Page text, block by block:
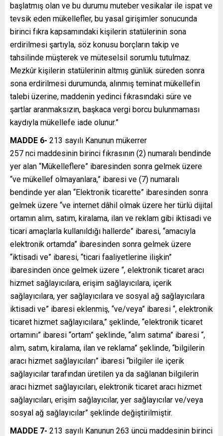
başlatmış olan ve bu durumu muteber vesikalar ile ispat ve
tevsik eden mükellefler, bu yasal girişimler sonucunda
birinci fıkra kapsamındaki kişilerin statülerinin sona
erdirilmesi şartıyla, söz konusu borçların takip ve
tahsilinde müşterek ve müteselsil sorumlu tutulmaz.
Mezkûr kişilerin statülerinin altmış günlük süreden sonra
sona erdirilmesi durumunda, alınmış teminat mükellefin
talebi üzerine, maddenin yedinci fıkrasındaki süre ve
şartlar aranmaksızın, başkaca vergi borcu bulunmaması
kaydıyla mükellefe iade olunur.”
MADDE 6- 213 sayılı Kanunun mükerrer
257 nci maddesinin birinci fıkrasının (2) numaralı bendinde
yer alan “Mükelleflere” ibaresinden sonra gelmek üzere
“ve mükellef olmayanlara,” ibaresi ve (7) numaralı
bendinde yer alan “Elektronik ticarette” ibaresinden sonra
gelmek üzere “ve internet dâhil olmak üzere her türlü dijital
ortamın alım, satım, kiralama, ilan ve reklam gibi iktisadi ve
ticari amaçlarla kullanıldığı hallerde” ibaresi, “amacıyla
elektronik ortamda” ibaresinden sonra gelmek üzere
“iktisadi ve” ibaresi, “ticari faaliyetlerine ilişkin”
ibaresinden önce gelmek üzere “, elektronik ticaret aracı
hizmet sağlayıcılara, erişim sağlayıcılara, içerik
sağlayıcılara, yer sağlayıcılara ve sosyal ağ sağlayıcılara
iktisadi ve” ibaresi eklenmiş, “ve/veya” ibaresi “, elektronik
ticaret hizmet sağlayıcılara,” şeklinde, “elektronik ticaret
ortamını” ibaresi “ortam” şeklinde, “alım satıma” ibaresi “,
alım, satım, kiralama, ilan ve reklama” şeklinde, “bilgilerin
aracı hizmet sağlayıcıları” ibaresi “bilgiler ile içerik
sağlayıcılar tarafından üretilen ya da sağlanan bilgilerin
aracı hizmet sağlayıcıları, elektronik ticaret aracı hizmet
sağlayıcıları, erişim sağlayıcılar, yer sağlayıcılar ve/veya
sosyal ağ sağlayıcılar” şeklinde değiştirilmiştir.
MADDE 7- 213 sayılı Kanunun 263 üncü maddesinin birinci